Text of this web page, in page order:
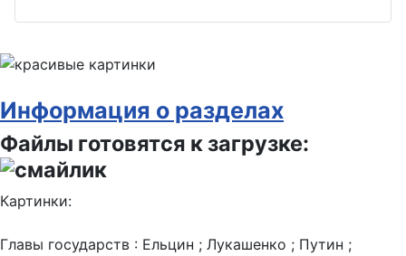
Информация о разделах
Файлы готовятся к загрузке:
Картинки:
Главы государств : Ельцин ; Лукашенко ; Путин ;